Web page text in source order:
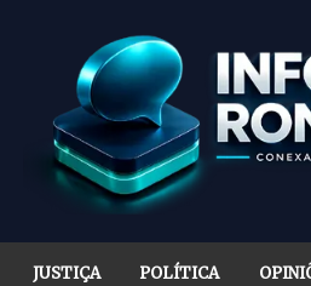
JUSTIÇA POLÍTICA